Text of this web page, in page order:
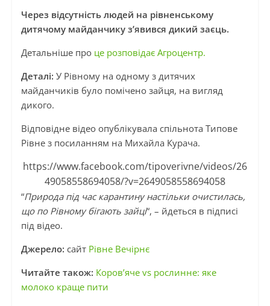
Через відсутність людей на рівненському
дитячому майданчику з’явився дикий заєць.
Детальніше проце розповідає Агроцентр.
Деталі: У Рівному на одному з дитячих
майданчиків було помічено зайця, на вигляд
дикого.
Відповідне відео опублікувала спільнота Типове
Рівне з посиланням на Михайла Курача.
https://www.facebook.com/tipoverivne/videos/26
49058558694058/?v=2649058558694058
“Природа під час карантину настільки очистилась,
що по Рівному бігають зайці“, – йдеться в підписі
під відео.
Джерело: сайт Рівне Вечірнє
Читайте також: Коров’яче vs рослинне: яке
молоко краще пити